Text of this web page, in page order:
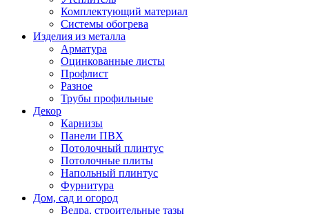
Комплектующий материал
Системы обогрева
Изделия из металла
Арматура
Оцинкованные листы
Профлист
Разное
Трубы профильные
Декор
Карнизы
Панели ПВХ
Потолочный плинтус
Потолочные плиты
Напольный плинтус
Фурнитура
Дом, сад и огород
Ведра, строительные тазы